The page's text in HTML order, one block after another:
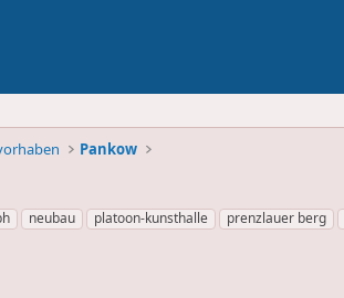
Pankow
neubau platoon-kunsthalle prenzlauer berg